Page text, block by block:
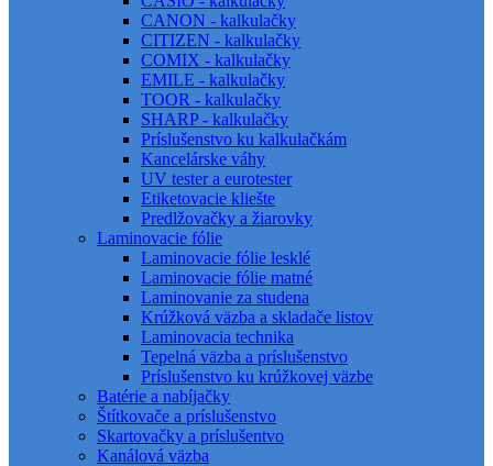
CANON - kalkulačky
CITIZEN - kalkulačky
COMIX - kalkulačky
EMILE - kalkulačky
TOOR - kalkulačky
SHARP - kalkulačky
Príslušenstvo ku kalkulačkám
Kancelárske váhy
UV tester a eurotester
Etiketovacie kliešte
Predlžovačky a žiarovky
Laminovacie fólie
Laminovacie fólie lesklé
Laminovacie fólie matné
Laminovanie za studena
Krúžková väzba a skladače listov
Laminovacia technika
Tepelná väzba a príslušenstvo
Príslušenstvo ku krúžkovej väzbe
Batérie a nabíjačky
Štítkovače a príslušenstvo
Skartovačky a príslušentvo
Kanálová väzba